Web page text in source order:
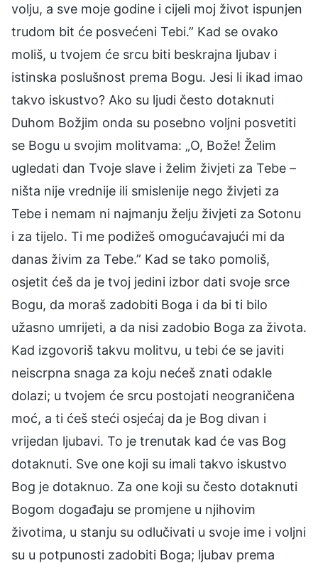
volju, a sve moje godine i cijeli moj život ispunjen
trudom bit će posvećeni Tebi.” Kad se ovako
moliš, u tvojem će srcu biti beskrajna ljubav i
istinska poslušnost prema Bogu. Jesi li ikad imao
takvo iskustvo? Ako su ljudi često dotaknuti
Duhom Božjim onda su posebno voljni posvetiti
se Bogu u svojim molitvama: „O, Bože! Želim
ugledati dan Tvoje slave i želim živjeti za Tebe –
ništa nije vrednije ili smislenije nego živjeti za
Tebe i nemam ni najmanju želju živjeti za Sotonu
i za tijelo. Ti me podižeš omogućavajući mi da
danas živim za Tebe.” Kad se tako pomoliš,
osjetit ćeš da je tvoj jedini izbor dati svoje srce
Bogu, da moraš zadobiti Boga i da bi ti bilo
užasno umrijeti, a da nisi zadobio Boga za života.
Kad izgovoriš takvu molitvu, u tebi će se javiti
neiscrpna snaga za koju nećeš znati odakle
dolazi; u tvojem će srcu postojati neograničena
moć, a ti ćeš steći osjećaj da je Bog divan i
vrijedan ljubavi. To je trenutak kad će vas Bog
dotaknuti. Sve one koji su imali takvo iskustvo
Bog je dotaknuo. Za one koji su često dotaknuti
Bogom događaju se promjene u njihovim
životima, u stanju su odlučivati u svoje ime i voljni
su u potpunosti zadobiti Boga; ljubav prema